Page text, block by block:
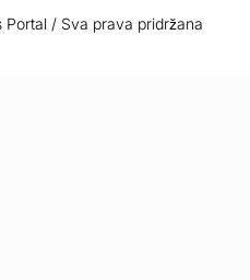
/ Sva prava pridržana